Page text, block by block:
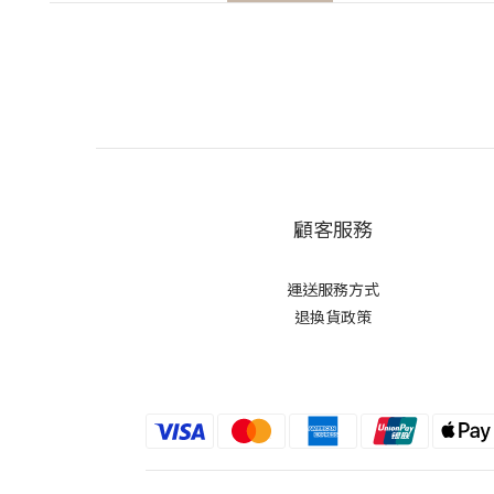
顧客服務
運送服務方式
退換貨政策